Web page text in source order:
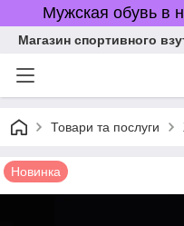
Мужская обувь в
Магазин спортивного
Товари та послуги
Новинка